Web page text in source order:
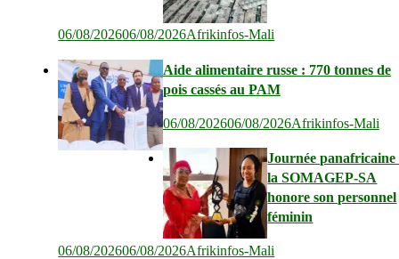
06/08/202606/08/2026Afrikinfos-Mali
Aide alimentaire russe : 770 tonnes de
pois cassés au PAM
06/08/202606/08/2026Afrikinfos-Mali
Journée panafricaine
la SOMAGEP-SA
honore son personnel
féminin
06/08/202606/08/2026Afrikinfos-Mali